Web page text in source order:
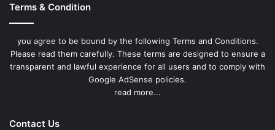
Terms & Condition
you agree to be bound by the following Terms and Conditions.
Please read them carefully. These terms are designed to ensure a
transparent and lawful experience for all users and to comply with
Google AdSense policies.
read more...
Contact Us